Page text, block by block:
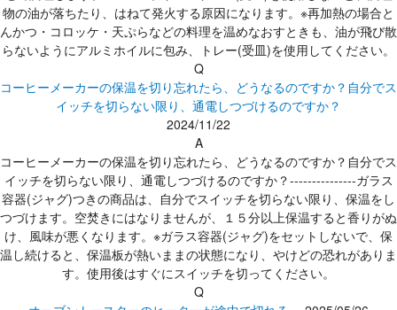
物の油が落ちたり、はねて発火する原因になります。※再加熱の場合と
んかつ・コロッケ・天ぷらなどの料理を温めなおすときも、油が飛び散
らないようにアルミホイルに包み、トレー(受皿)を使用してください。
Q
コーヒーメーカーの保温を切り忘れたら、どうなるのですか？自分でス
イッチを切らない限り、通電しつづけるのですか？
2024/11/22
A
コーヒーメーカーの保温を切り忘れたら、どうなるのですか？自分でス
イッチを切らない限り、通電しつづけるのですか？---------------ガラス
容器(ジャグ)つきの商品は、自分でスイッチを切らない限り、保温をし
つづけます。空焚きにはなりませんが、１５分以上保温すると香りがぬ
け、風味が悪くなります。※ガラス容器(ジャグ)をセットしないで、保
温し続けると、保温板が熱いままの状態になり、やけどの恐れがありま
す。使用後はすぐにスイッチを切ってください。
Q